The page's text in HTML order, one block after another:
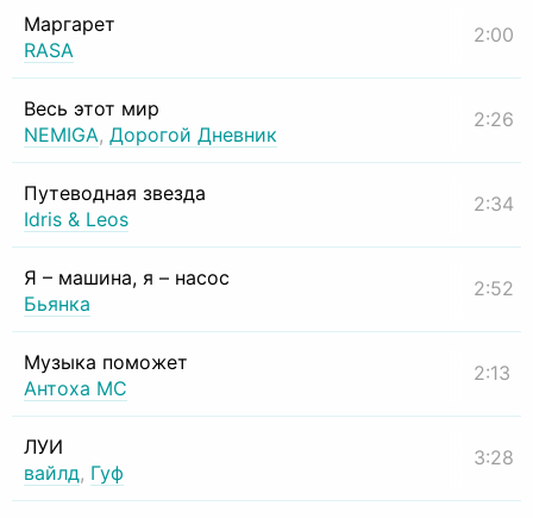
Маргарет
RASA
2:00
Весь этот мир
NEMIGA, Дорогой Дневник
2:26
Путеводная звезда
Idris & Leos
2:34
Я – машина, я – насос
Бьянка
2:52
Музыка поможет
Антоха МС
2:13
ЛУИ
вайлд, Гуф
3:28